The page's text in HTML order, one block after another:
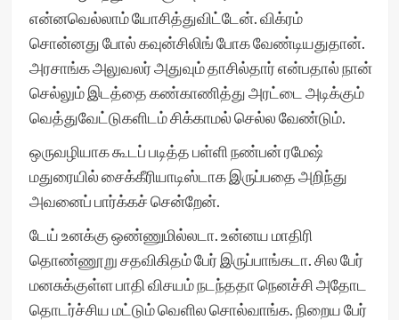
என்னவெல்லாம் யோசித்துவிட்டேன். விக்ரம்
சொன்னது போல் கவுன்சிலிங் போக வேண்டியதுதான்.
அரசாங்க அலுவலர் அதுவும் தாசில்தார் என்பதால் நான்
செல்லும் இடத்தை கண்காணித்து அரட்டை அடிக்கும்
வெத்துவேட்டுகளிடம் சிக்காமல் செல்ல வேண்டும்.
ஒருவழியாக கூடப் படித்த பள்ளி நண்பன் ரமேஷ்
மதுரையில் சைக்கீரியாடிஸ்டாக இருப்பதை அறிந்து
அவனைப் பார்க்கச் சென்றேன்.
டேய் உனக்கு ஒண்ணுமில்லடா. உன்னய மாதிரி
தொண்ணூறு சதவிகிதம் பேர் இருப்பாங்கடா. சில பேர்
மனசுக்குள்ள பாதி விசயம் நடந்ததா நெனச்சி அதோட
தொடர்ச்சிய மட்டும் வெளில சொல்வாங்க. நிறைய பேர்